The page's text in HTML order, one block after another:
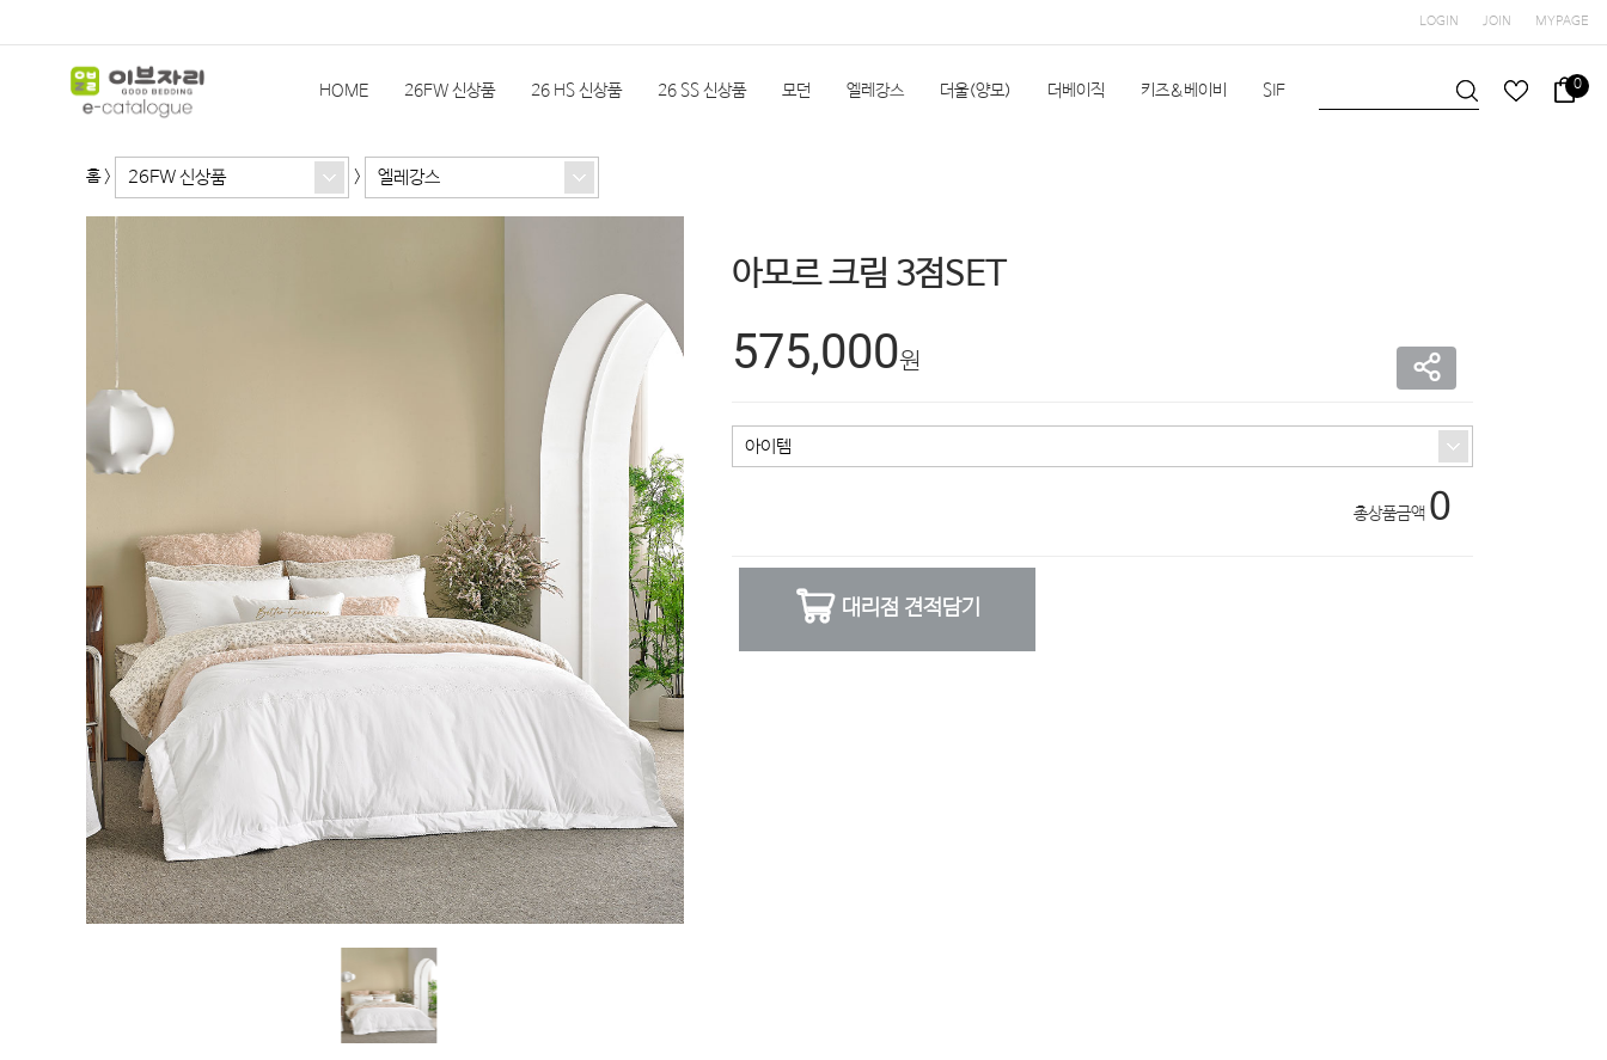
LOGIN JOIN MYPAGE
HOME 26FW 신상품 26 HS 신상품 26 SS 신상품 모던 엘레강스 더울(양모) 더베이직 키즈&베이비 SIF
슬립앤슬립 HEIMa 한실단품
0
홈> 26FW 신상품 > 엘레강스
아모르 크림 3점SET
575,000원
아이템
총상품금액 0
대리점 견적담기